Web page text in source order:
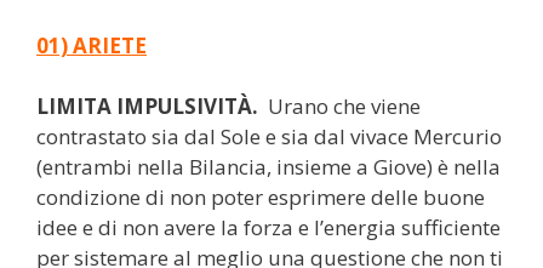
01) ARIETE
LIMITA IMPULSIVITÀ. Urano che viene
contrastato sia dal Sole e sia dal vivace Mercurio
(entrambi nella Bilancia, insieme a Giove) è nella
condizione di non poter esprimere delle buone
idee e di non avere la forza e l’energia sufficiente
per sistemare al meglio una questione che non ti